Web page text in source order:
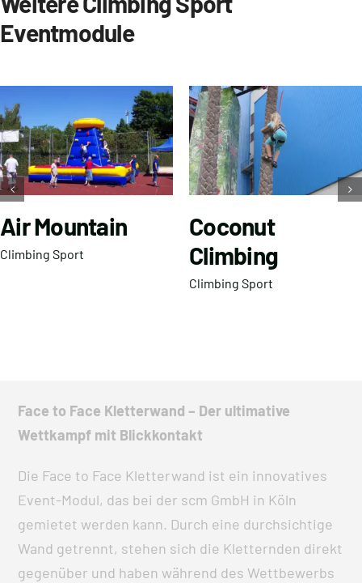
Eventmodule
Air Mountain
Climbing Sport
Coconut
Climbing
Climbing Sport
Face to Face Kletterwand – Der ultimative
Wettkampf mit Blickkontakt
Die Face to Face Kletterwand ist ein innovatives
Event-Modul, das bei der scm GmbH in Köln
gemietet werden kann. Durch eine durchsichtige
Wand getrennt, stehen sich die Kletternden direkt
gegenüber und haben während des Wettbewerbs